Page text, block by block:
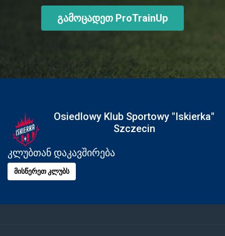
გამოცადეთ ProTrainUp
Osiedlowy Klub Sportowy "Iskierka"
Szczecin
კლუბთან დაკავშირება
მისწერეთ კლუბს